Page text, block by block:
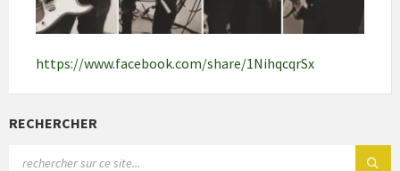
https://www.facebook.com/share/1NihqcqrSx
RECHERCHER